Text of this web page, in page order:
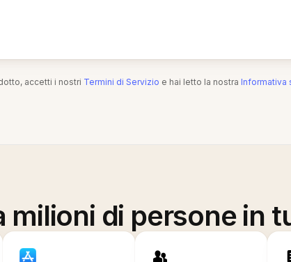
accetti i nostri Termini di Servizio e hai letto la nostra Informativa
milioni di persone in